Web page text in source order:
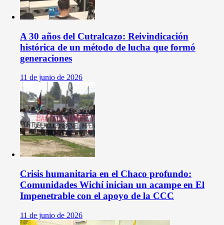
A 30 años del Cutralcazo: Reivindicación
histórica de un método de lucha que formó
generaciones
11 de junio de 2026
Crisis humanitaria en el Chaco profundo:
Comunidades Wichí inician un acampe en El
Impenetrable con el apoyo de la CCC
11 de junio de 2026